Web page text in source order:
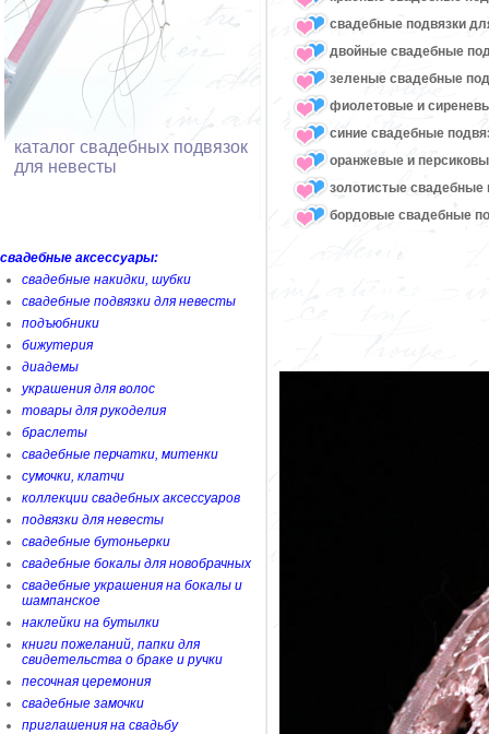
каталог свадебных подвязок
для невесты
свадебные аксессуары:
свадебные накидки, шубки
свадебные подвязки для невесты
подъюбники
бижутерия
диадемы
украшения для волос
товары для рукоделия
браслеты
свадебные перчатки, митенки
сумочки, клатчи
коллекции свадебных аксессуаров
подвязки для невесты
свадебные бутоньерки
свадебные бокалы для новобрачных
свадебные украшения на бокалы и
шампанское
наклейки на бутылки
книги пожеланий, папки для
свидетельства о браке и ручки
песочная церемония
свадебные замочки
приглашения на свадьбу
свадебные подвязки
двойные свадебные
зеленые свадебные
фиолетовые и
синие свадебные
оранжевые и
золотистые свадебные
бордовые свадебные